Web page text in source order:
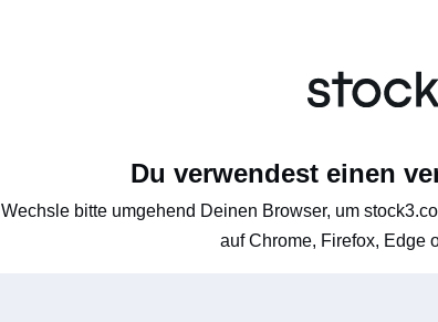
Du verwendest einen
Wechsle bitte umgehend Deinen Browser, um
auf Chrome, Firefox, Edge